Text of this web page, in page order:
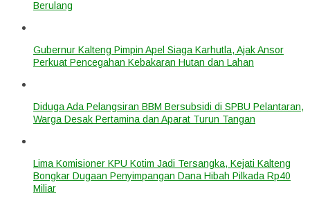
Berulang
Gubernur Kalteng Pimpin Apel Siaga Karhutla, Ajak Ansor
Perkuat Pencegahan Kebakaran Hutan dan Lahan
Diduga Ada Pelangsiran BBM Bersubsidi di SPBU Pelantaran,
Warga Desak Pertamina dan Aparat Turun Tangan
Lima Komisioner KPU Kotim Jadi Tersangka, Kejati Kalteng
Bongkar Dugaan Penyimpangan Dana Hibah Pilkada Rp40
Miliar